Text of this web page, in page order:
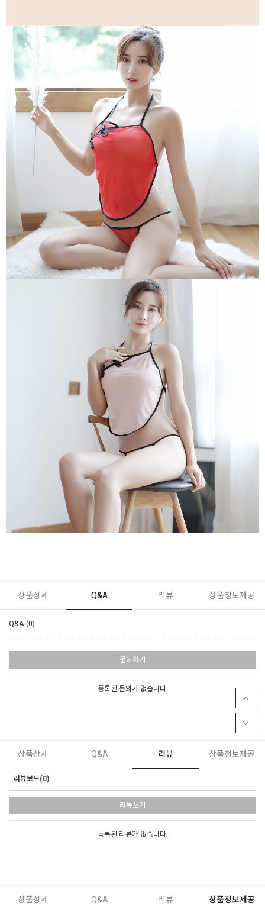
상품상세 Q&A 리뷰 상품정보제공
Q&A (0)
문의하기
등록된 문의가 없습니다.
상품상세 Q&A 리뷰 상품정보제공
리뷰보드(0)
리뷰쓰기
등록된 리뷰가 없습니다.
상품상세 Q&A 리뷰 상품정보제공